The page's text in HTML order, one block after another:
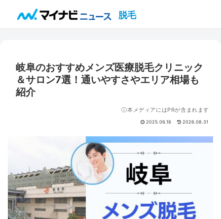
脱毛
岐阜のおすすめメンズ医療脱毛クリニック
＆サロン7選！通いやすさやエリア相場も
紹介
ⓘ本メディアにはPRが含まれます
2025.06.18 2026.08.31